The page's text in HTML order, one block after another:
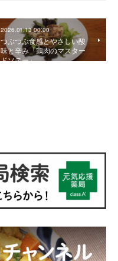
2026.01.13 00:00
つぶつぶ食感とやさしい酸
味と辛み「鶏肉のマスター
ドソテー」